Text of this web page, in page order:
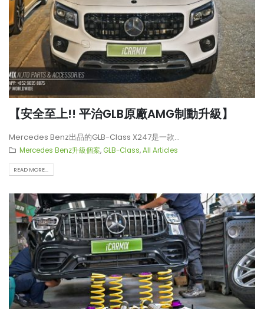
【安全至上!! 平治GLB原廠AMG制動升級】
Mercedes Benz出品的GLB-Class X247是一款...
Mercedes Benz升級個案, GLB-Class,All Articles
READ MORE...